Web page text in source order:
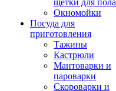
щетки для пола
Окномойки
Посуда для
приготовления
Тажины
Кастрюли
Мантоварки и
пароварки
Скороварки и